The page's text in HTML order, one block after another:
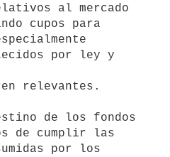
cupos para
por ley y
de los fondos
de cumplir las